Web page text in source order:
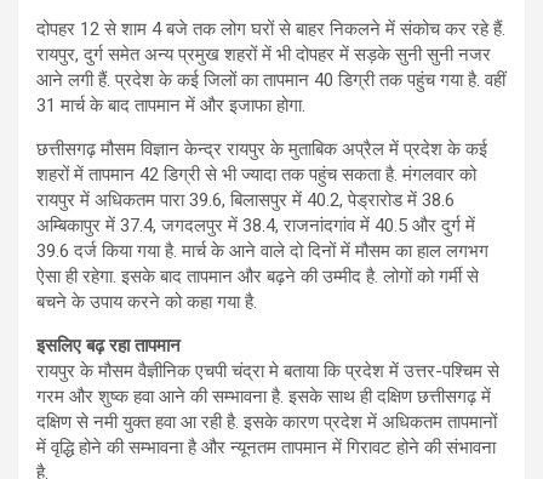
दोपहर 12 से शाम 4 बजे तक लोग घरों से बाहर निकलने में संकोच कर रहे हैं.
रायपुर, दुर्ग समेत अन्य प्रमुख शहरों में भी दोपहर में सड़के सुनी सुनी नजर
आने लगी हैं. प्रदेश के कई जिलों का तापमान 40 डिग्री तक पहुंच गया है. वहीं
31 मार्च के बाद तापमान में और इजाफा होगा.
छत्तीसगढ़ मौसम विज्ञान केन्द्र रायपुर के मुताबिक अप्रैल में प्रदेश के कई
शहरों में तापमान 42 डिग्री से भी ज्यादा तक पहुंच सकता है. मंगलवार को
रायपुर में अधिकतम पारा 39.6, बिलासपुर में 40.2, पेड्रारोड में 38.6
अम्बिकापुर में 37.4, जगदलपुर में 38.4, राजनांदगांव में 40.5 और दुर्ग में
39.6 दर्ज किया गया है. मार्च के आने वाले दो दिनों में मौसम का हाल लगभग
ऐसा ही रहेगा. इसके बाद तापमान और बढ़ने की उम्मीद है. लोगों को गर्मी से
बचने के उपाय करने को कहा गया है.
इसलिए बढ़ रहा तापमान
रायपुर के मौसम वैज्ञीनिक एचपी चंद्रा मे बताया कि प्रदेश में उत्तर-पश्चिम से
गरम और शुष्क हवा आने की सम्भावना है. इसके साथ ही दक्षिण छत्तीसगढ़ में
दक्षिण से नमी युक्त हवा आ रही है. इसके कारण प्रदेश में अधिकतम तापमानों
में वृद्धि होने की सम्भावना है और न्यूनतम तापमान में गिरावट होने की संभावना
है.